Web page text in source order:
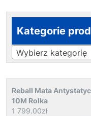
Kategorie
Wybierz kategorię
Reball Mata
10M Rolka
1 799.00zł